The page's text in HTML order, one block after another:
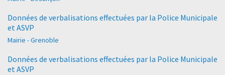
Données de verbalisations effectuées par la Police Municipale
et ASVP
Mairie - Grenoble
Données de verbalisations effectuées par la Police Municipale
et ASVP